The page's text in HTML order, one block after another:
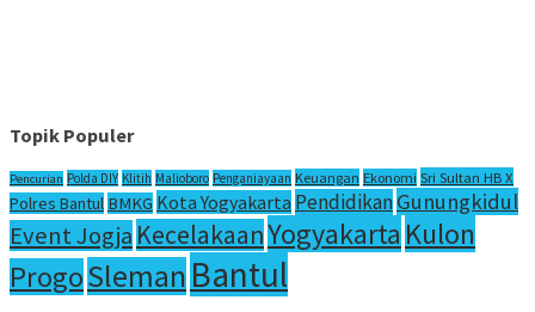
Topik Populer
Pencurian Polda DIY Klitih Malioboro Penganiayaan Keuangan Ekonomi Sri Sultan HB X
Polres Bantul BMKG Kota Yogyakarta PendidikanGunungkidul
Event Jogja KecelakaanYogyakarta Kulon
ProgoSleman Bantul